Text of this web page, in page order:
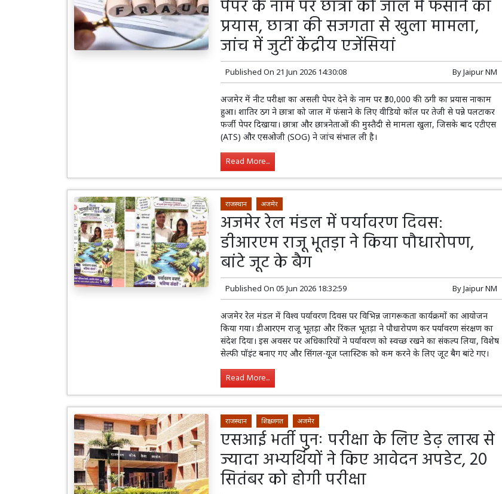
पेपर के नाम पर छात्रा को जाल में फंसाने का
प्रयास, छात्रा की सजगता से खुला मामला,
जांच में जुटीं केंद्रीय एजेंसियां
Published On 21 Jun 2026 14:30:08 ByJaipur NM
अजमेर में नीट परीक्षा का असली पेपर देने के नाम पर ₹30,000 की ठगी का प्रयास नाकाम
हुआ। शातिर ठग ने छात्रा को जाल में फंसाने के लिए वीडियो कॉल पर तेजी से पन्ने पलटाकर
फर्जी पेपर दिखाया। छात्रा और छात्रनेताओं की मुस्तैदी से मामला खुला, जिसके बाद एटीएस
(ATS) और एसओजी (SOG) ने जांच संभाल ली है।
Read More...
राजस्थान अजमेर
अजमेर रेल मंडल में पर्यावरण दिवस:
डीआरएम राजू भूतड़ा ने किया पौधारोपण,
बांटे जूट के बैग
Published On 05 Jun 2026 18:32:59 ByJaipur NM
अजमेर रेल मंडल में विश्व पर्यावरण दिवस पर विभिन्न जागरूकता कार्यक्रमों का आयोजन
किया गया। डीआरएम राजू भूतड़ा और रिंकल भूतड़ा ने पौधारोपण कर पर्यावरण संरक्षण का
संदेश दिया। इस अवसर पर अधिकारियों ने पर्यावरण को स्वच्छ रखने का संकल्प लिया, विशेष
सेल्फी पॉइंट बनाए गए और सिंगल-यूज प्लास्टिक को कम करने के लिए जूट बैग बांटे गए।
Read More...
राजस्थान शिक्षा जगत अजमेर
एसआई भर्ती पुनः परीक्षा के लिए डेढ़ लाख से
ज्यादा अभ्यर्थियों ने किए आवेदन अपडेट, 20
सितंबर को होगी परीक्षा